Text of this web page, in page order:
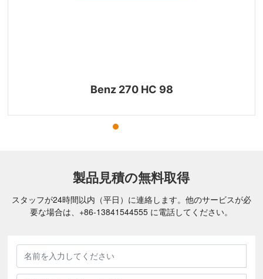
Benz 270 HC 98
製品見積の無料取得
スタッフが24時間以内（平日）に連絡します。他のサービスが必
要な場合は、 +86-13841544555 に電話してください。